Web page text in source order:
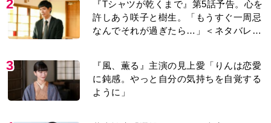
6
井上祐貴『風、薫る』ではクセ強の記
者・横沢役「陽気なイタリア人のように
と言われて」
7
演歌歌手・市川由紀乃「更年期かと思っ
たら〈卵巣がん〉だった。９ヵ月の闘病
を経て復帰。若くして逝った兄の手紙を